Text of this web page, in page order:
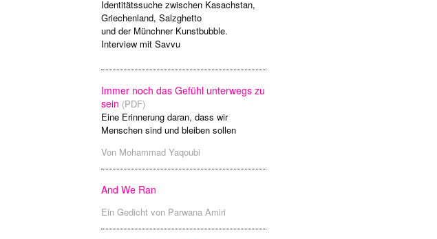
Identitätssuche zwischen Kasachstan,
Griechenland, Salzghetto
und der Münchner Kunstbubble.
Interview mit Savvu
Immer noch das Gefühl unterwegs zu
sein (PDF)
Eine Erinnerung daran, dass wir
Menschen sind und bleiben sollen
Von Mohammad Yaqoubi
And We Ran
Ein Gedicht von Parwana Amiri